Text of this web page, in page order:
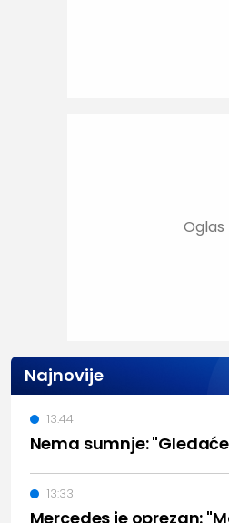
Najnovije
Nema sumnje:
13:44
Mercedes je oprezan:
13:33